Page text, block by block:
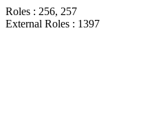
Roles : 256, 257
External Roles : 1397